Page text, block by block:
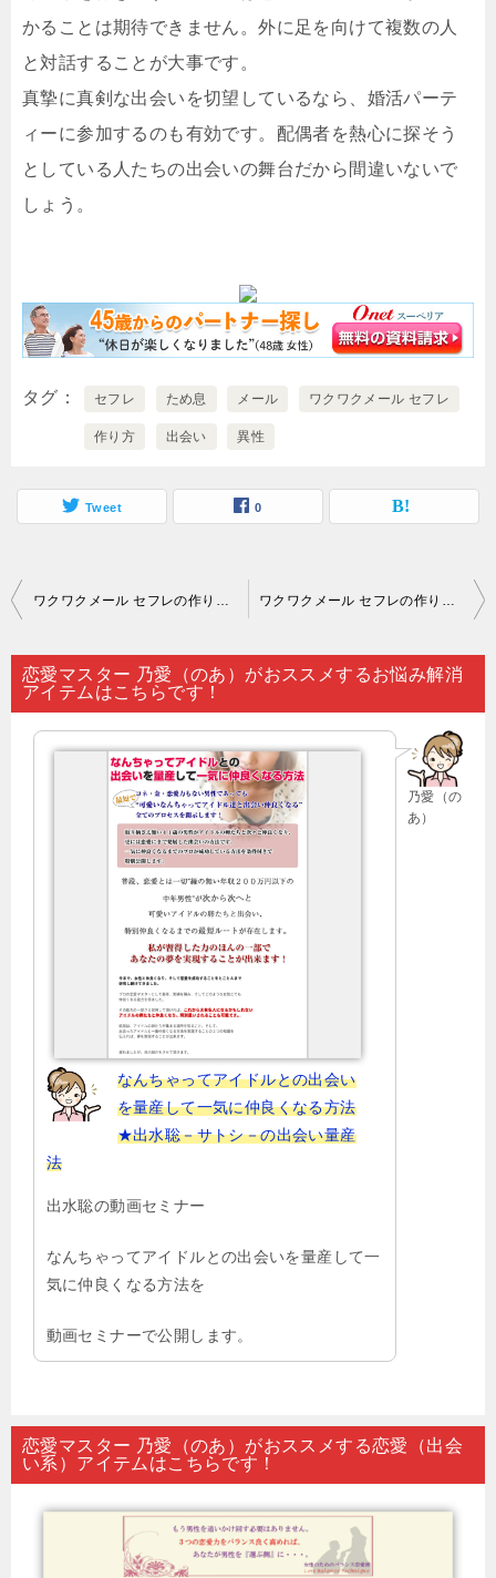
かることは期待できません。外に足を向けて複数の人
と対話することが大事です。
真摯に真剣な出会いを切望しているなら、婚活パーテ
ィーに参加するのも有効です。配偶者を熱心に探そう
としている人たちの出会いの舞台だから間違いないで
しょう。
タグ セフレ ため息 メール ワクワクメール セフレ
作り方 出会い 異性
Tweet 0
投
ナ
ビ
ワクワクメール セフレの作り方｜出会い系サイト（ワクワクメールなど）の場合…。 ワクワクメール セフレの作り方｜お見合いパーティーを体験しても「出会いの機会がない」…。
恋愛マスター 乃愛（のあ）がおススメするお悩み解消
アイテムはこちらです！
乃愛（の
あ）
なんちゃってアイドルとの出会い
を量産して一気に仲良くなる方法
★出水聡－サトシ－の出会い量産
法
出水聡の動画セミナー
なんちゃってアイドルとの出会いを量産して一
気に仲良くなる方法を
動画セミナーで公開します。
恋愛マスター 乃愛（のあ）がおススメする恋愛（出会
い系）アイテムはこちらです！